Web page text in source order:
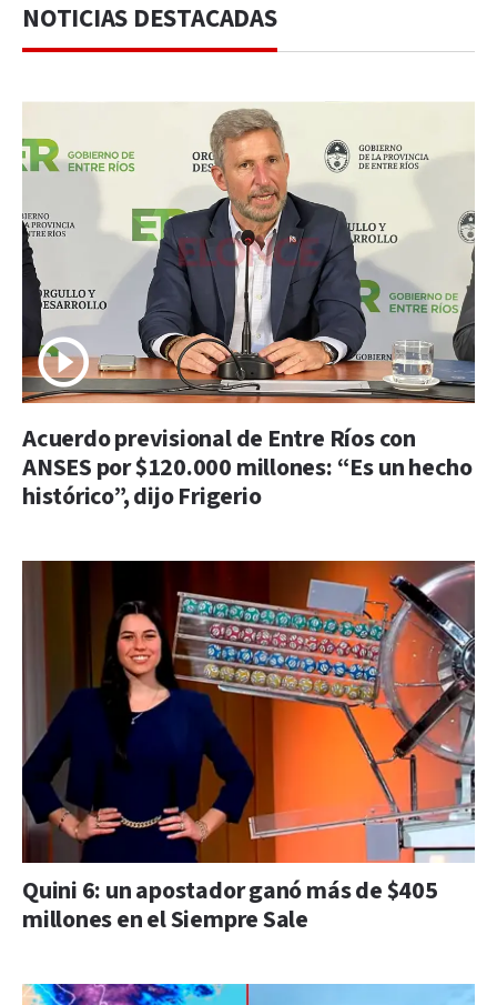
NOTICIAS DESTACADAS
Acuerdo previsional de Entre Ríos con
ANSES por $120.000 millones: “Es un hecho
histórico”, dijo Frigerio
Quini 6: un apostador ganó más de $405
millones en el Siempre Sale